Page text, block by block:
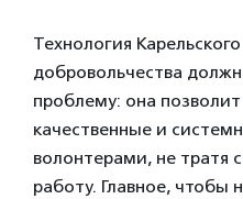
Технология
добровольчества
проблему: она
качественные и
волонтерами, не
работу. Главное, чтобы